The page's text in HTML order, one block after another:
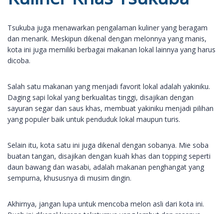
Tsukuba juga menawarkan pengalaman kuliner yang beragam
dan menarik. Meskipun dikenal dengan melonnya yang manis,
kota ini juga memiliki berbagai makanan lokal lainnya yang harus
dicoba.
Salah satu makanan yang menjadi favorit lokal adalah yakiniku.
Daging sapi lokal yang berkualitas tinggi, disajikan dengan
sayuran segar dan saus khas, membuat yakiniku menjadi pilihan
yang populer baik untuk penduduk lokal maupun turis.
Selain itu, kota satu ini juga dikenal dengan sobanya. Mie soba
buatan tangan, disajikan dengan kuah khas dan topping seperti
daun bawang dan wasabi, adalah makanan penghangat yang
sempurna, khususnya di musim dingin.
Akhirnya, jangan lupa untuk mencoba melon asli dari kota ini.